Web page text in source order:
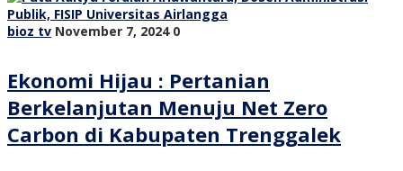
bioz tv November 7, 2024 0
Ekonomi Hijau : Pertanian
Berkelanjutan Menuju Net Zero
Carbon di Kabupaten Trenggalek